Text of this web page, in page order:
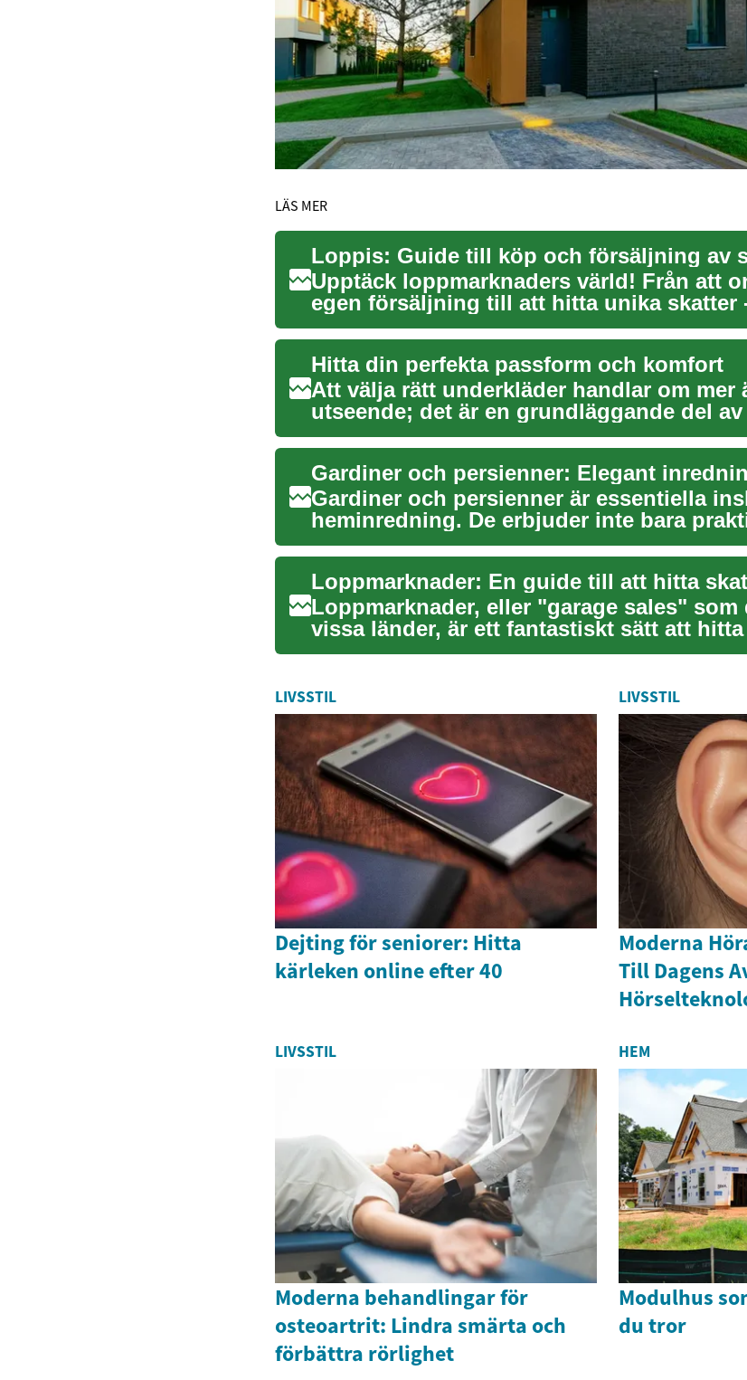
LÄS MER
Loppis: Guide till köp och försäljning av
Upptäck loppmarknaders värld! Från att
egen försäljning till att hitta unika skatter
ger...
Hitta din perfekta passform och komfort
Att välja rätt underkläder handlar om mer
utseende; det är en grundläggande del
komfort och di...
Gardiner och persienner: Elegant
Gardiner och persienner är essentiella
heminredning. De erbjuder inte bara
som lju...
Loppmarknader, eller "garage sales" som
vissa länder, är ett fantastiskt sätt att
til...
LIVSSTIL
Dejting för seniorer: Hitta
kärleken online efter 40
LIVSSTIL
Moderna
Till Dagens
LIVSSTIL
Moderna behandlingar för
osteoartrit: Lindra smärta och
förbättra rörlighet
HEM
Modulhus
du tror